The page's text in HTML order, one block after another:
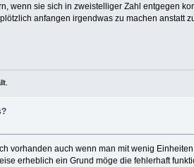
wenn sie sich in zweistelliger Zahl entgegen
anfangen irgendwas zu machen anstatt
vorhanden auch wenn man mit wenig
erheblich ein Grund möge die fehlerhaft